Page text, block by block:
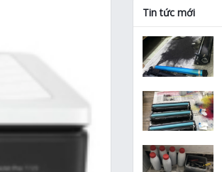
Tin tức mới